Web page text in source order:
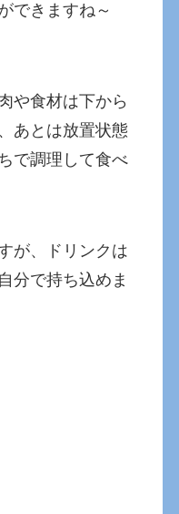
できますね～
や食材は下から
あとは放置状態
で調理して食べ
が、ドリンクは
分で持ち込めま